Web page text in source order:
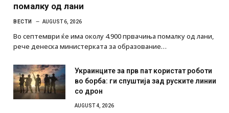
помалку од лани
ВЕСТИ AUGUST 6, 2026
Во септември ќе има околу 4.900 првачиња помалку од лани,
рече денеска министерката за образование…
Украинците за прв пат користат роботи
во борба: ги спуштија зад руските линии
со дрон
AUGUST 4, 2026